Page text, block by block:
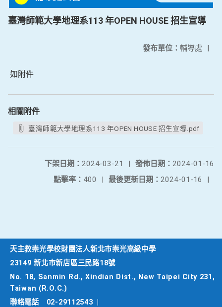
臺灣師範大學地理系113 年OPEN HOUSE 招生宣導
發布單位： 輔導處 |
如附件
相關附件
臺灣師範大學地理系113 年OPEN HOUSE 招生宣導.pdf
發佈日期： 2024-01-16
下架日期： 2024-03-21
|
最後更新日期： 2024-01-16 |
點擊率： 400 |
天主教崇光學校財團法人新北市崇光高級中學
23149 新北市新店區三民路18號
No. 18, Sanmin Rd., Xindian Dist., New Taipei City 231,
Taiwan (R.O.C.)
聯絡電話
02-29112543